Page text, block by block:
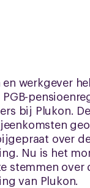
werkgever
bij Plukon.
over
Nu is het
stemmen over
van Plukon.